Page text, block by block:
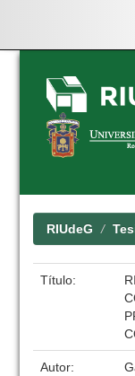
Skip
navigation
RIUdeG
Título:
Autor: